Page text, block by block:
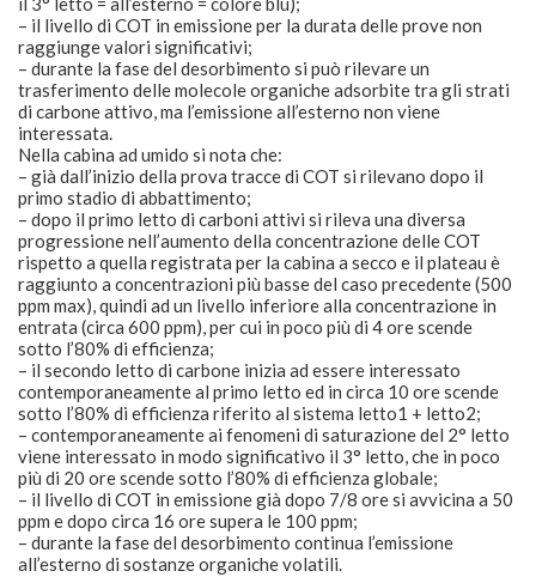
– il livello di COT in emissione per la durata delle prove non
raggiunge valori significativi;
– durante la fase del desorbimento si può rilevare un
trasferimento delle molecole organiche adsorbite tra gli strati
di carbone attivo, ma l’emissione all’esterno non viene
interessata.
Nella cabina ad umido si nota che:
– già dall’inizio della prova tracce di COT si rilevano dopo il
primo stadio di abbattimento;
– dopo il primo letto di carboni attivi si rileva una diversa
progressione nell’aumento della concentrazione delle COT
rispetto a quella registrata per la cabina a secco e il plateau è
raggiunto a concentrazioni più basse del caso precedente (500
ppm max), quindi ad un livello inferiore alla concentrazione in
entrata (circa 600 ppm), per cui in poco più di 4 ore scende
sotto l’80% di efficienza;
– il secondo letto di carbone inizia ad essere interessato
contemporaneamente al primo letto ed in circa 10 ore scende
sotto l’80% di efficienza riferito al sistema letto1 + letto2;
– contemporaneamente ai fenomeni di saturazione del 2° letto
viene interessato in modo significativo il 3° letto, che in poco
più di 20 ore scende sotto l’80% di efficienza globale;
– il livello di COT in emissione già dopo 7/8 ore si avvicina a 50
ppm e dopo circa 16 ore supera le 100 ppm;
– durante la fase del desorbimento continua l’emissione
all’esterno di sostanze organiche volatili.